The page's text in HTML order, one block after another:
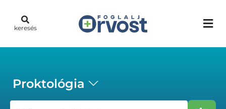
keresés
Proktológia